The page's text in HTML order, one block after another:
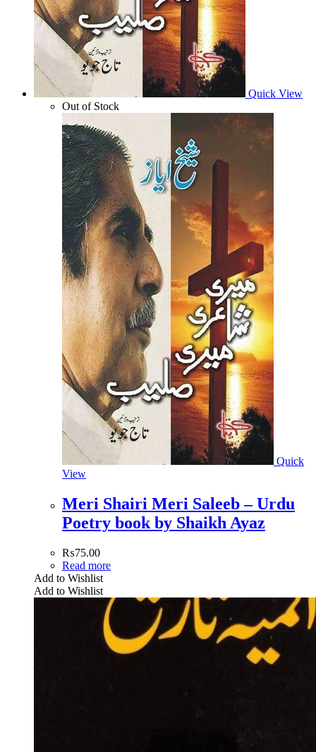
Quick View
Out of Stock
Quick
View
Meri Shairi Meri Saleeb – Urdu
Poetry book by Shaikh Ayaz
₨75.00
Read more
Add to Wishlist
Add to Wishlist